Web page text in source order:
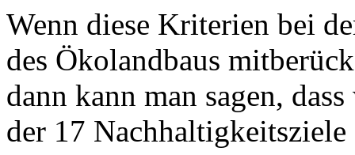
Wenn diese Kriterien bei
des Ökolandbaus
dann kann man sagen,
der 17